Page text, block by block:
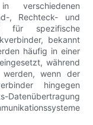
verschiedenen
, Rechteck- und
für spezifische
bekannt
häufig in einer
während
werden, wenn der
hingegen
Datenübertragung